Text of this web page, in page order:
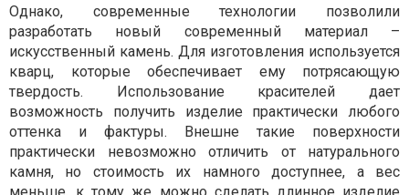
Однако, современные технологии позволили
разработать новый современный материал –
искусственный камень. Для изготовления используется
кварц, которые обеспечивает ему потрясающую
твердость. Использование красителей дает
возможность получить изделие практически любого
оттенка и фактуры. Внешне такие поверхности
практически невозможно отличить от натурального
камня, но стоимость их намного доступнее, а вес